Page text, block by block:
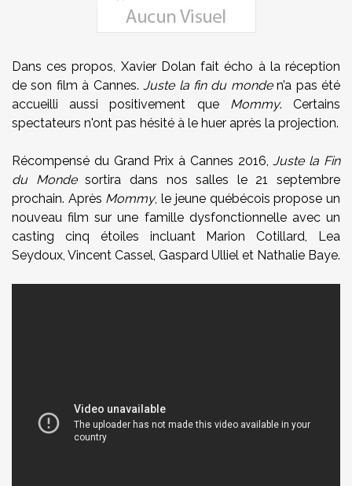
Dans ces propos, Xavier Dolan fait écho à la réception
de son film à Cannes.Juste la fin du monden’a pas été
accueilli aussi positivement que Mommy. Certains
spectateurs n'ont pas hésité à le huer après la projection.
Récompensé du Grand Prix à Cannes 2016,Juste la Fin
du Mondesortira dans nos salles le 21 septembre
prochain. Après Mommy, le jeune québécois propose un
nouveau film sur une famille dysfonctionnelle avec un
casting cinq étoiles incluant Marion Cotillard, Lea
Seydoux, Vincent Cassel, Gaspard Ulliel et Nathalie Baye.